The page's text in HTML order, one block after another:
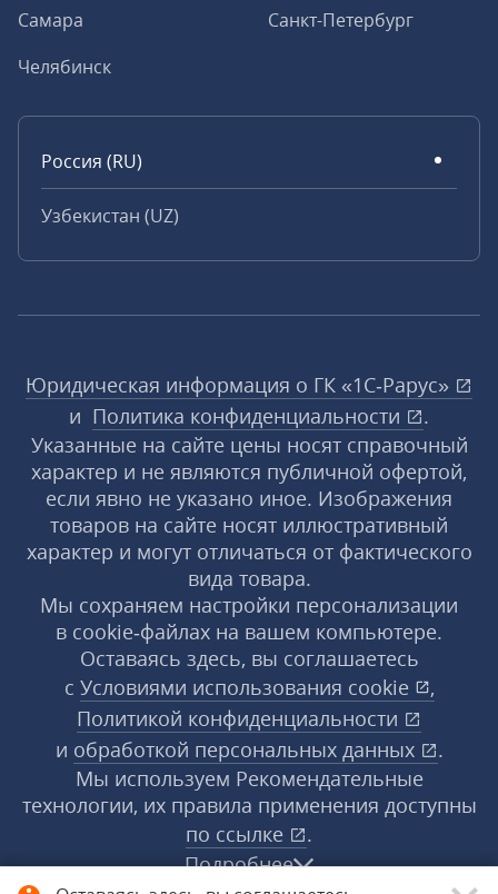
Самара
Санкт-Петербург
Челябинск
Россия (RU)
Узбекистан (UZ)
Юридическая информация о ГК «1С‑Рарус»
и Политика конфиденциальности
.
Указанные на сайте цены носят справочный
характер и не являются публичной офертой,
если явно не указано иное. Изображения
товаров на сайте носят иллюстративный
характер и могут отличаться от фактического
вида товара.
Мы сохраняем настройки персонализации
в cookie‑файлах на вашем компьютере.
Оставаясь здесь, вы соглашаетесь
с Условиями использования cookie
,
Политикой конфиденциальности
и обработкой персональных данных
.
Мы используем Рекомендательные
технологии, их правила применения доступны
по ссылке
.
Подробнее